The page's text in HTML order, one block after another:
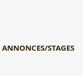
ANNONCES/STAGES